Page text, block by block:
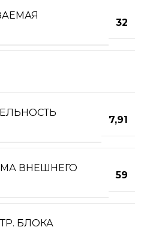
32
7,91
ВНЕШНЕГО
59
БЛОКА